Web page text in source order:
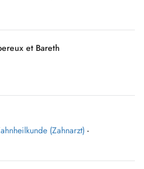
et Bareth
(Zahnarzt) -